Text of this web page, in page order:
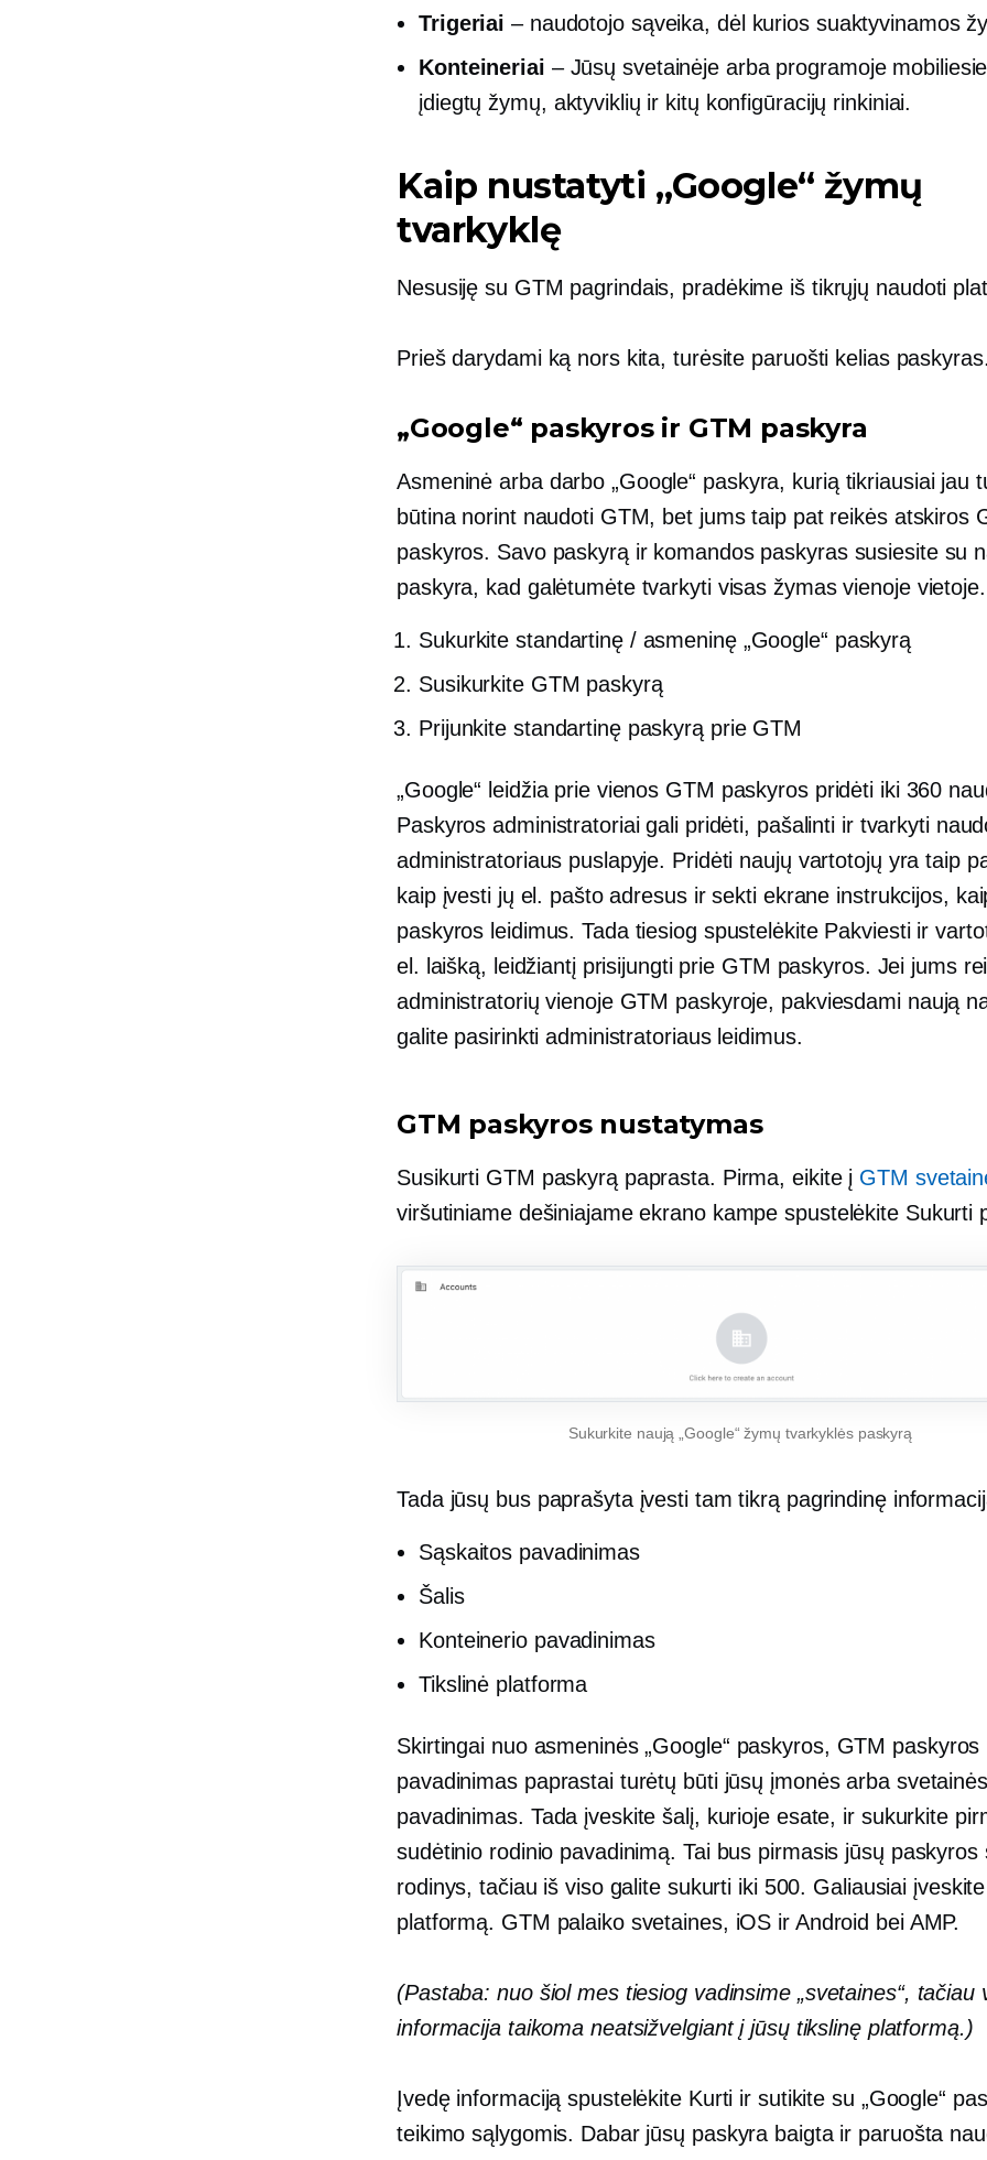
Trigeriai – naudotojo sąveika, dėl kurios suaktyvinamos
Konteineriai – Jūsų svetainėje arba programoje
įdiegtų žymų, aktyviklių ir kitų konfigūracijų rinkiniai.
Kaip nustatyti „Google“ žymų
tvarkyklę
Nesusiję su GTM pagrindais, pradėkime iš tikrųjų naudoti
Prieš darydami ką nors kita, turėsite paruošti kelias paskyras.
„Google“ paskyros ir GTM paskyra
Asmeninė arba darbo „Google“ paskyra, kurią tikriausiai jau
būtina norint naudoti GTM, bet jums taip pat reikės atskiros
paskyros. Savo paskyrą ir komandos paskyras susiesite su
paskyra, kad galėtumėte tvarkyti visas žymas vienoje vietoje.
Sukurkite standartinę / asmeninę „Google“ paskyrą
Susikurkite GTM paskyrą
Prijunkite standartinę paskyrą prie GTM
„Google“ leidžia prie vienos GTM paskyros pridėti iki 360
Paskyros administratoriai gali pridėti, pašalinti ir tvarkyti
administratoriaus puslapyje. Pridėti naujų vartotojų yra taip
kaip įvesti jų el. pašto adresus ir sekti ekrane instrukcijos,
paskyros leidimus. Tada tiesiog spustelėkite Pakviesti ir
el. laišką, leidžiantį prisijungti prie GTM paskyros. Jei jums
administratorių vienoje GTM paskyroje, pakviesdami naują
galite pasirinkti administratoriaus leidimus.
GTM paskyros nustatymas
Susikurti GTM paskyrą paprasta. Pirma, eikite į GTM
viršutiniame dešiniajame ekrano kampe spustelėkite Sukurti
Sukurkite naują „Google“ žymų tvarkyklės paskyrą
Tada jūsų bus paprašyta įvesti tam tikrą pagrindinę
Sąskaitos pavadinimas
Šalis
Konteinerio pavadinimas
Tikslinė platforma
Skirtingai nuo asmeninės „Google“ paskyros, GTM paskyros
pavadinimas paprastai turėtų būti jūsų įmonės arba svetainės
pavadinimas. Tada įveskite šalį, kurioje esate, ir sukurkite
sudėtinio rodinio pavadinimą. Tai bus pirmasis jūsų paskyros
rodinys, tačiau iš viso galite sukurti iki 500. Galiausiai
platformą. GTM palaiko svetaines, iOS ir Android bei AMP.
(Pastaba: nuo šiol mes tiesiog vadinsime „svetaines“, tačiau
informacija taikoma neatsižvelgiant į jūsų tikslinę platformą.)
Įvedę informaciją spustelėkite Kurti ir sutikite su „Google“
teikimo sąlygomis. Dabar jūsų paskyra baigta ir paruošta